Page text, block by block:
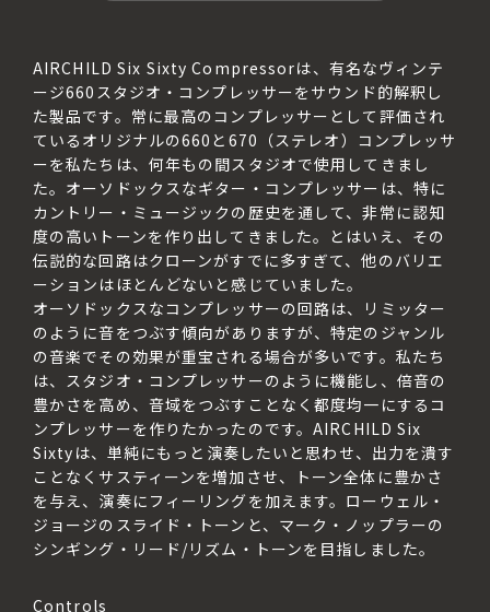
AIRCHILD Six Sixty Compressorは、有名なヴィンテ
ージ660スタジオ・コンプレッサーをサウンド的解釈し
た製品です。常に最高のコンプレッサーとして評価され
ているオリジナルの660と670（ステレオ）コンプレッサ
ーを私たちは、何年もの間スタジオで使用してきまし
た。オーソドックスなギター・コンプレッサーは、特に
カントリー・ミュージックの歴史を通して、非常に認知
度の高いトーンを作り出してきました。とはいえ、その
伝説的な回路はクローンがすでに多すぎて、他のバリエ
ーションはほとんどないと感じていました。
オーソドックスなコンプレッサーの回路は、リミッター
のように音をつぶす傾向がありますが、特定のジャンル
の音楽でその効果が重宝される場合が多いです。私たち
は、スタジオ・コンプレッサーのように機能し、倍音の
豊かさを高め、音域をつぶすことなく都度均一にするコ
ンプレッサーを作りたかったのです。AIRCHILD Six
Sixtyは、単純にもっと演奏したいと思わせ、出力を潰す
ことなくサスティーンを増加させ、トーン全体に豊かさ
を与え、演奏にフィーリングを加えます。ローウェル・
ジョージのスライド・トーンと、マーク・ノップラーの
Controls